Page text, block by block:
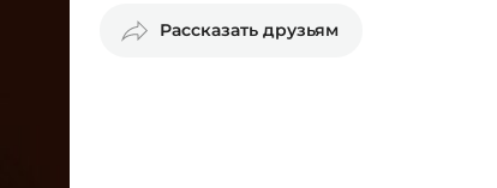
Рассказать друзьям